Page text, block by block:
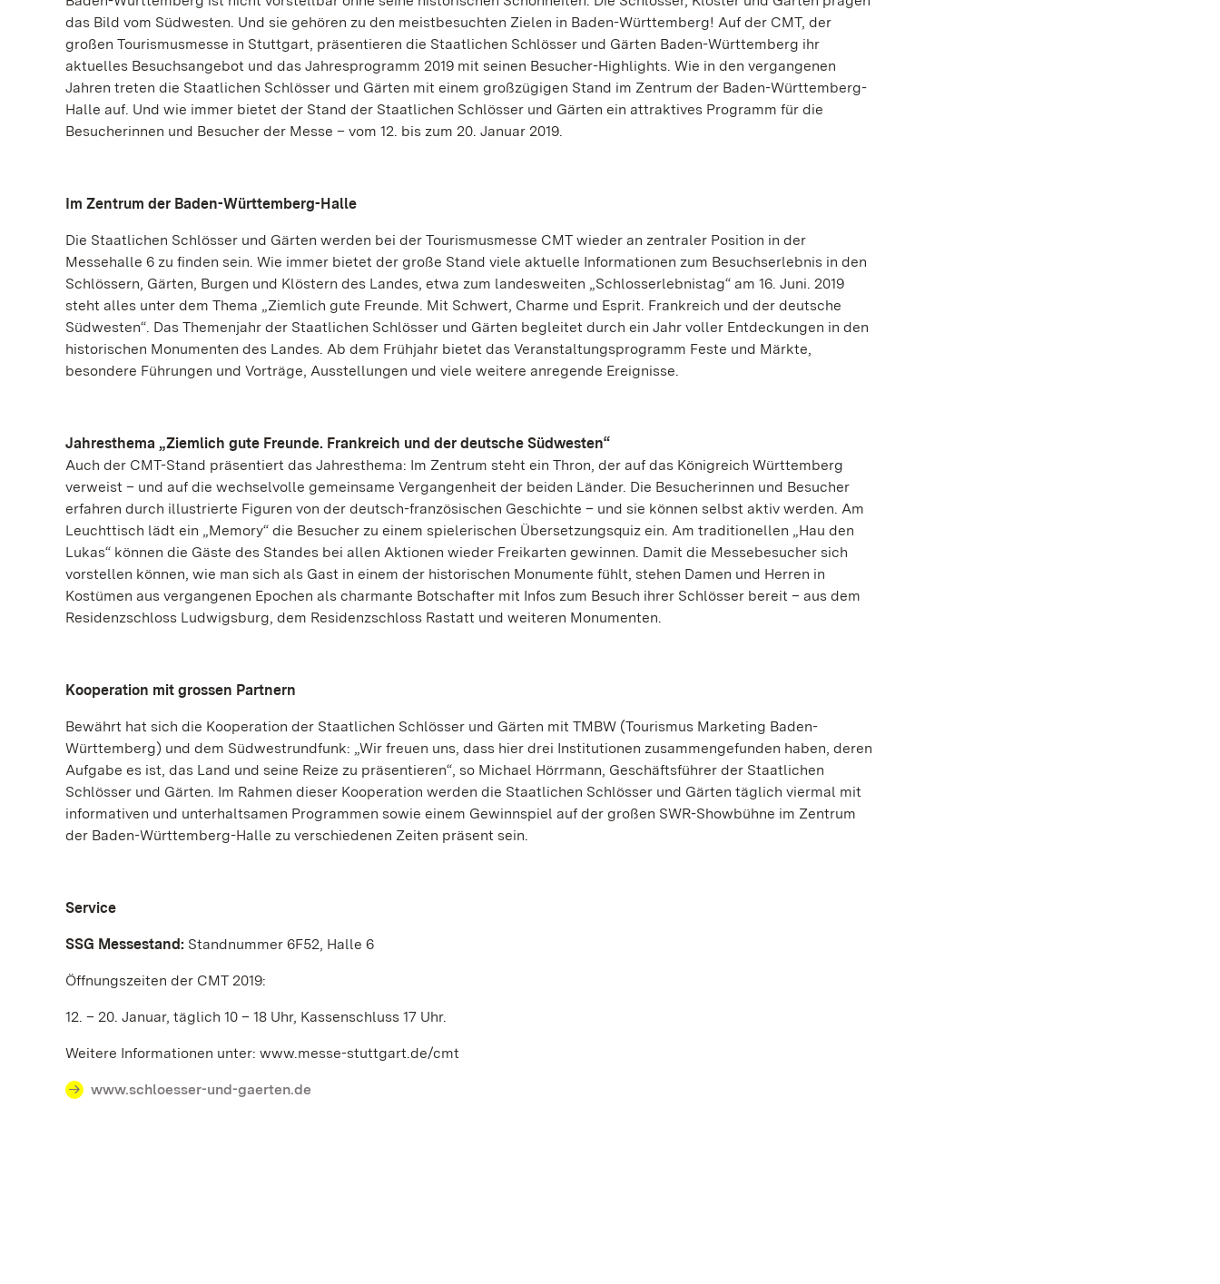
das Bild vom Südwesten. Und sie gehören zu den meistbesuchten Zielen in Baden-Württemberg! Auf der CMT, der
großen Tourismusmesse in Stuttgart, präsentieren die Staatlichen Schlösser und Gärten Baden-Württemberg ihr
aktuelles Besuchsangebot und das Jahresprogramm 2019 mit seinen Besucher-Highlights. Wie in den vergangenen
Jahren treten die Staatlichen Schlösser und Gärten mit einem großzügigen Stand im Zentrum der Baden-Württemberg-
Halle auf. Und wie immer bietet der Stand der Staatlichen Schlösser und Gärten ein attraktives Programm für die
Besucherinnen und Besucher der Messe – vom 12. bis zum 20. Januar 2019.
Im Zentrum der Baden-Württemberg-Halle
Die Staatlichen Schlösser und Gärten werden bei der Tourismusmesse CMT wieder an zentraler Position in der
Messehalle 6 zu finden sein. Wie immer bietet der große Stand viele aktuelle Informationen zum Besuchserlebnis in den
Schlössern, Gärten, Burgen und Klöstern des Landes, etwa zum landesweiten „Schlosserlebnistag“ am 16. Juni. 2019
steht alles unter dem Thema „Ziemlich gute Freunde. Mit Schwert, Charme und Esprit. Frankreich und der deutsche
Südwesten“. Das Themenjahr der Staatlichen Schlösser und Gärten begleitet durch ein Jahr voller Entdeckungen in den
historischen Monumenten des Landes. Ab dem Frühjahr bietet das Veranstaltungsprogramm Feste und Märkte,
besondere Führungen und Vorträge, Ausstellungen und viele weitere anregende Ereignisse.
Jahresthema „Ziemlich gute Freunde. Frankreich und der deutsche Südwesten“
Auch der CMT-Stand präsentiert das Jahresthema: Im Zentrum steht ein Thron, der auf das Königreich Württemberg
verweist – und auf die wechselvolle gemeinsame Vergangenheit der beiden Länder. Die Besucherinnen und Besucher
erfahren durch illustrierte Figuren von der deutsch-französischen Geschichte – und sie können selbst aktiv werden. Am
Leuchttisch lädt ein „Memory“ die Besucher zu einem spielerischen Übersetzungsquiz ein. Am traditionellen „Hau den
Lukas“ können die Gäste des Standes bei allen Aktionen wieder Freikarten gewinnen. Damit die Messebesucher sich
vorstellen können, wie man sich als Gast in einem der historischen Monumente fühlt, stehen Damen und Herren in
Kostümen aus vergangenen Epochen als charmante Botschafter mit Infos zum Besuch ihrer Schlösser bereit – aus dem
Residenzschloss Ludwigsburg, dem Residenzschloss Rastatt und weiteren Monumenten.
Kooperation mit grossen Partnern
Bewährt hat sich die Kooperation der Staatlichen Schlösser und Gärten mit TMBW (Tourismus Marketing Baden-
Württemberg) und dem Südwestrundfunk: „Wir freuen uns, dass hier drei Institutionen zusammengefunden haben, deren
Aufgabe es ist, das Land und seine Reize zu präsentieren“, so Michael Hörrmann, Geschäftsführer der Staatlichen
Schlösser und Gärten. Im Rahmen dieser Kooperation werden die Staatlichen Schlösser und Gärten täglich viermal mit
informativen und unterhaltsamen Programmen sowie einem Gewinnspiel auf der großen SWR-Showbühne im Zentrum
der Baden-Württemberg-Halle zu verschiedenen Zeiten präsent sein.
Service
SSG Messestand: Standnummer 6F52, Halle 6
Öffnungszeiten der CMT 2019:
12. – 20. Januar, täglich 10 – 18 Uhr, Kassenschluss 17 Uhr.
Weitere Informationen unter: www.messe-stuttgart.de/cmt
www.schloesser-und-gaerten.de